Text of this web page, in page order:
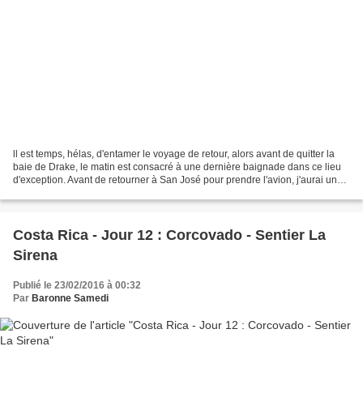
ll est temps, hélas, d'entamer le voyage de retour, alors avant de quitter la
baie de Drake, le matin est consacré à une dernière baignade dans ce lieu
d'exception. Avant de retourner à San José pour prendre l'avion, j'aurai une
Costa Rica - Jour 12 : Corcovado - Sentier La
Sirena
Publié le 23/02/2016 à 00:32
Par Baronne Samedi